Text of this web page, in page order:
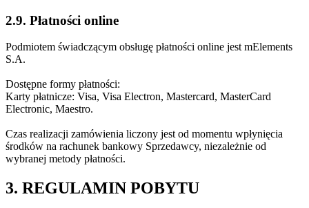
2.9. Płatności online
Podmiotem świadczącym obsługę płatności online jest mElements
S.A.
Dostępne formy płatności:
Karty płatnicze: Visa, Visa Electron, Mastercard, MasterCard
Electronic, Maestro.
Czas realizacji zamówienia liczony jest od momentu wpłynięcia
środków na rachunek bankowy Sprzedawcy, niezależnie od
wybranej metody płatności.
3. REGULAMIN POBYTU